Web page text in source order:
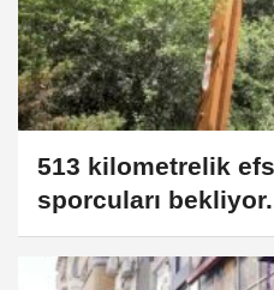
513 kilometrelik
sporcuları
ikinci buluşma